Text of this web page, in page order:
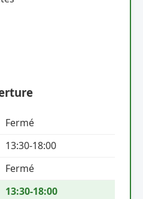
Fermé
13:30-18:00
Fermé
13:30-18:00